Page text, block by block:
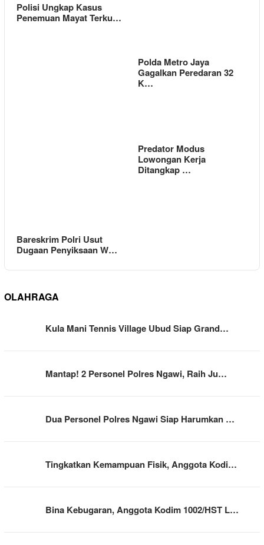
Polisi Ungkap Kasus
Penemuan Mayat Terku…
Polda Metro Jaya
Gagalkan Peredaran 32
K…
Bareskrim Polri Usut
Dugaan Penyiksaan W…
Predator Modus
Lowongan Kerja
Ditangkap …
OLAHRAGA
Kula Mani Tennis Village Ubud Siap Grand…
Mantap! 2 Personel Polres Ngawi, Raih Ju…
Dua Personel Polres Ngawi Siap Harumkan …
Tingkatkan Kemampuan Fisik, Anggota Kodi…
Bina Kebugaran, Anggota Kodim 1002/HST L…